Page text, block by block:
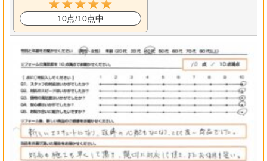
10点/10点中